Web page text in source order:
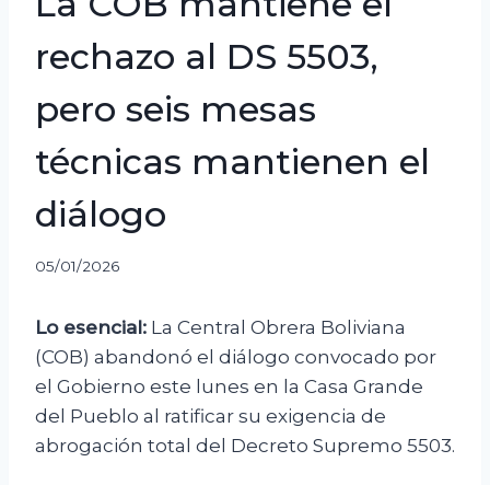
rechazo al DS 5503,
pero seis mesas
técnicas mantienen el
diálogo
05/01/2026
Lo esencial: La Central Obrera Boliviana
(COB) abandonó el diálogo convocado por
el Gobierno este lunes en la Casa Grande
del Pueblo al ratificar su exigencia de
abrogación total del Decreto Supremo 5503.